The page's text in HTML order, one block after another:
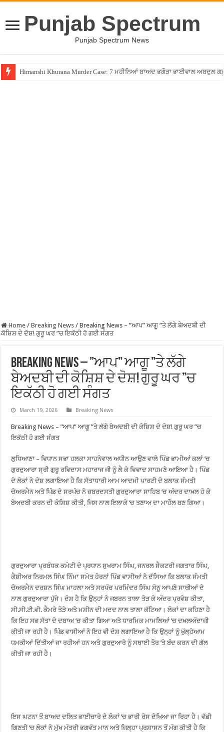
Punjab Spectrum
Punjab Spectrum News
Himanshi Khurana Murder Case: 7 ਮਹੀਨਿਆਂ ਬਾਅਦ ਭਗੌੜਾ ਭਾਈਵਾਲ ਅਬਦੁਲ
Home / Breaking News / Breaking News – ”ਆਪ” ਆਗੂ ”ਤੇ ਲੱਗੇ ਬੇਅਦਬੀ ਦੀ
ਕੋਸ਼ਿਸ਼ ਦੇ ਦੋਸ਼! ਗੁਰੂ ਘਰ ”ਚ ਇਕੱਠੀ ਹੋ ਗਈ ਸੰਗਤ
Breaking News – ”ਆਪ” ਆਗੂ ”ਤੇ ਲੱਗੇ
ਬੇਅਦਬੀ ਦੀ ਕੋਸ਼ਿਸ਼ ਦੇ ਦੋਸ਼! ਗੁਰੂ ਘਰ ”ਚ
ਇਕੱਠੀ ਹੋ ਗਈ ਸੰਗਤ
March 19, 2026 Breaking News
Breaking News – ”ਆਪ” ਆਗੂ ”ਤੇ ਲੱਗੇ ਬੇਅਦਬੀ ਦੀ ਕੋਸ਼ਿਸ਼ ਦੇ ਦੋਸ਼! ਗੁਰੂ ਘਰ ”ਚ
ਇਕੱਠੀ ਹੋ ਗਈ ਸੰਗਤ
ਲੁਧਿਆਣਾ – ਵਿਧਾਨ ਸਭਾ ਹਲਕਾ ਸਾਹਨੇਵਾਲ ਅਧੀਨ ਆਉਣ ਵਾਲੇ ਪਿੰਡ ਭਾਮੀਆਂ ਕਲਾਂ ’ਚ
ਗੁਰਦੁਆਰਾ ਸ੍ਰੀ ਗੁਰੂ ਰਵਿਦਾਸ ਮਹਾਰਾਜ ਜੀ ਨੂੰ ਲੈ ਕੇ ਵਿਵਾਦ ਸਾਹਮਣੇ ਆਇਆ ਹੈ। ਪਿੰਡ
ਦੇ ਲੋਕਾਂ ਨੇ ਦੋਸ਼ ਲਗਾਇਆ ਹੈ ਕਿ ਸੱਤਾਧਾਰੀ ਆਮ ਆਦਮੀ ਪਾਰਟੀ ਦੇ ਬਲਾਕ ਸੰਮਤੀ
ਚੇਅਰਮੈਨ ਅਤੇ ਪਿੰਡ ਦੇ ਸਰਪੰਚ ਨੇ ਜ਼ਬਰਦਸਤੀ ਗੁਰਦੁਆਰਾ ਸਾਹਿਬ ’ਚ ਅੰਦਰ ਦਾਖ਼ਲ ਹੋ ਕੇ
ਬੇਅਦਬੀ ਕਰਨ ਦੀ ਕੋਸ਼ਿਸ਼ ਕੀਤੀ, ਜਿਸ ਨਾਲ ਇਲਾਕੇ ’ਚ ਤਣਾਅ ਦਾ ਮਾਹੌਲ ਬਣ ਗਿਆ।
ਗੁਰਦੁਆਰਾ ਪ੍ਰਬੰਧਕ ਕਮੇਟੀ ਦੇ ਪ੍ਰਧਾਨ ਸੁਖਰਾਮ ਸਿੰਘ, ਜਨਰਲ ਸੈਕਟਰੀ ਜਗਤਾਰ ਸਿੰਘ,
ਕੈਸ਼ੀਅਰ ਨਿਰਮਲ ਸਿੰਘ ਨਿੰਮਾ ਸਮੇਤ ਹੋਰਨਾਂ ਪਿੰਡ ਵਾਸੀਆਂ ਨੇ ਦੱਸਿਆ ਕਿ ਬਲਾਕ ਸੰਮਤੀ
ਚੇਅਰਮੈਨ ਦਰਸ਼ਨ ਸਿੰਘ ਮਾਹਲਾ ਅਤੇ ਸਰਪੰਚ ਪਰਮਿੰਦਰ ਸਿੰਘ ਸੋਨੂ ਆਪਣੇ ਸਾਥੀਆਂ ਦੇ
ਨਾਲ ਗੁਰਦੁਆਰਾ ਪੁੱਜੇ। ਦੋਸ਼ ਹੈ ਕਿ ਉਨ੍ਹਾਂ ਨੇ ਜਬਰਨ ਤਾਲਾ ਤੋੜ ਕੇ ਅੰਦਰ ਪ੍ਰਵੇਸ਼ ਕੀਤਾ,
ਸੀ.ਸੀ.ਟੀ.ਵੀ. ਕੈਮਰੇ ਤੋੜੇ ਅਤੇ ਮਸ਼ੀਨ ਦੀ ਮਦਦ ਨਾਲ ਤਾਲਾ ਕੱਟਿਆ। ਲੋਕਾਂ ਦਾ ਕਹਿਣਾ ਹੈ
ਕਿ ਇਹ ਸਭ ਸੱਤਾ ਦੇ ਦਬਾਅ ’ਚ ਕੀਤਾ ਗਿਆ ਅਤੇ ਧਾਰਮਿਕ ਮਾਮਲਿਆਂ ’ਚ ਦਖ਼ਲਅੰਦਾਜ਼ੀ
ਕੀਤੀ ਜਾ ਰਹੀ ਹੈ। ਪਿੰਡ ਵਾਸੀਆਂ ਨੇ ਇਹ ਵੀ ਦੋਸ਼ ਲਗਾਇਆ ਹੈ ਕਿ ਉਨ੍ਹਾਂ ਨੂੰ ਖੁੱਲ੍ਹੇਆਮ
ਧਮਕੀਆਂ ਦਿੱਤੀਆਂ ਜਾ ਰਹੀਆਂ ਹਨ ਅਤੇ ਗੁਰਦੁਆਰੇ ਨੂੰ ਸਥਾਈ ਤੌਰ ’ਤੇ ਬੰਦ ਕਰਨ ਦੀ ਗੱਲ
ਕੀਤੀ ਜਾ ਰਹੀ ਹੈ।
ਇਸ ਘਟਨਾ ਤੋਂ ਬਾਅਦ ਦਲਿਤ ਭਾਈਚਾਰੇ ਦੇ ਲੋਕਾਂ ’ਚ ਭਾਰੀ ਰੋਸ ਦੇਖਿਆ ਜਾ ਰਿਹਾ ਹੈ। ਵੱਡੀ
ਗਿਣਤੀ ’ਚ ਲੋਕਾਂ ਨੇ ਮੁੱਖ ਮੰਤਰੀ ਭਗਵੰਤ ਮਾਨ ਅਤੇ ਜ਼ਿਲ੍ਹਾ ਪ੍ਰਸ਼ਾਸਨ ਤੋਂ ਮੰਗ ਕੀਤੀ ਹੈ ਕਿ